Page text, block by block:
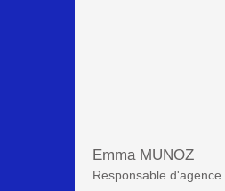
Emma MUNOZ
Responsable d'agence